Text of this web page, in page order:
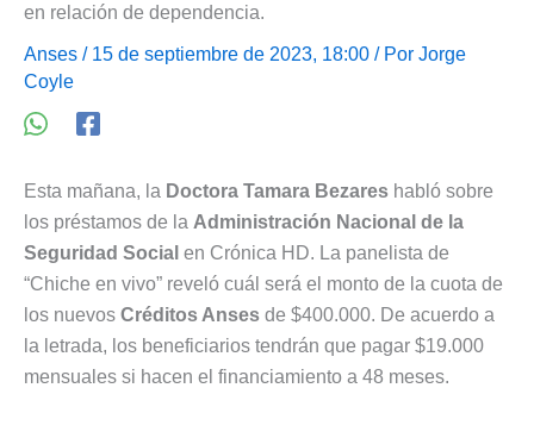
en relación de dependencia.
Anses / 15 de septiembre de 2023, 18:00 / Por Jorge
Coyle
Esta mañana, la Doctora Tamara Bezares habló sobre
los préstamos de la Administración Nacional de la
Seguridad Social en Crónica HD. La panelista de
“Chiche en vivo” reveló cuál será el monto de la cuota de
los nuevos Créditos Anses de $400.000. De acuerdo a
la letrada, los beneficiarios tendrán que pagar $19.000
mensuales si hacen el financiamiento a 48 meses.